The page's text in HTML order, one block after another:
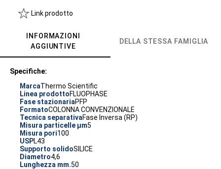
Link prodotto
INFORMAZIONI
AGGIUNTIVE
DELLA STESSA FAMIGLIA
Specifiche:
MarcaThermo Scientific
Linea prodottoFLUOPHASE
Fase stazionariaPFP
FormatoCOLONNA CONVENZIONALE
Tecnica separativaFase Inversa (RP)
Misura particelle µm5
Misura pori100
USPL43
Supporto solidoSILICE
Diametro4,6
Lunghezza mm.50